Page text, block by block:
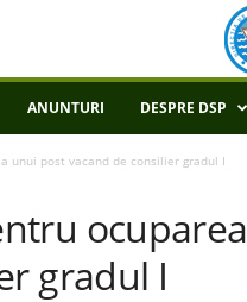
ANUNTURI DESPRE DSP
unui post vacand de consilier gradul I
gradul I